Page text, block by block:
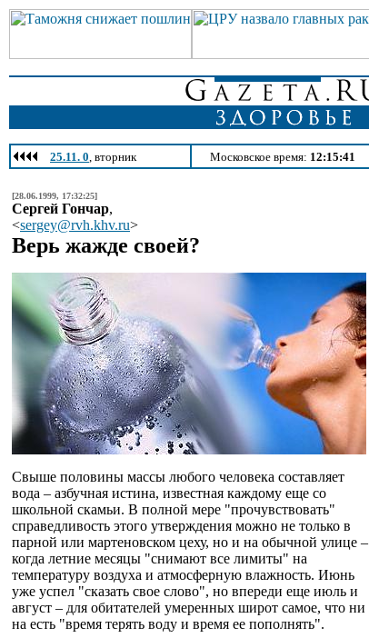
25.11. 0, вторник Московское время: 12:15:41
[28.06.1999, 17:32:25]
Сергей Гончар,
<sergey@rvh.khv.ru>
Верь жажде своей?
Свыше половины массы любого человека составляет
вода – азбучная истина, известная каждому еще со
школьной скамьи. В полной мере "прочувствовать"
справедливость этого утверждения можно не только в
парной или мартеновском цеху, но и на обычной улице –
когда летние месяцы "снимают все лимиты" на
температуру воздуха и атмосферную влажность. Июнь
уже успел "сказать свое слово", но впереди еще июль и
август – для обитателей умеренных широт самое, что ни
на есть "время терять воду и время ее пополнять".